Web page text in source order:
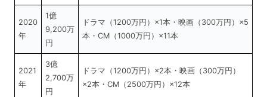
2020
年
1億
9,200万
円
ドラマ（1200万円）×1本・映画（300万円）×5
本・CM（1000万円）×11本
2021
年
3億
2,700万
円
ドラマ（1200万円）×2本・映画（300万円）
×2本・CM（2500万円）×12本